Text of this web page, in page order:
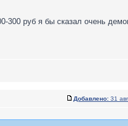
300 руб я бы сказал очень
Добавлено: 31